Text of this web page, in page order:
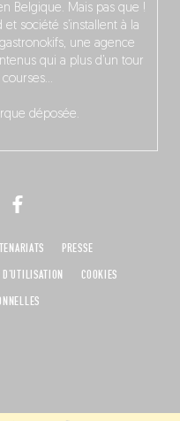
Belgique. Mais pas que !
société s’installent à la
une agence
qui a plus d’un tour
courses…
déposée.
PRESSE
COOKIES